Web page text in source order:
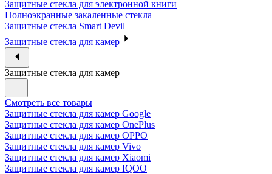
Защитные стекла для электронной книги
Полноэкранные закаленные стекла
Защитные стекла Smart Devil
Защитные стекла для камер
Защитные стекла для камер
Смотреть все товары
Защитные стекла для камер Google
Защитные стекла для камер OnePlus
Защитные стекла для камер OPPO
Защитные стекла для камер Vivo
Защитные стекла для камер Xiaomi
Защитные стекла для камер IQOO